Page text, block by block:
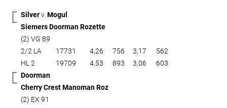
Silverv. Mogul
Siemers Doorman Rozette
(2) VG 89
2/2 LA
17731 4,26 756 3,17
562
HL 2
19709 4,53 893 3,06
603
Doorman
Cherry Crest Manoman Roz
(2) EX 91